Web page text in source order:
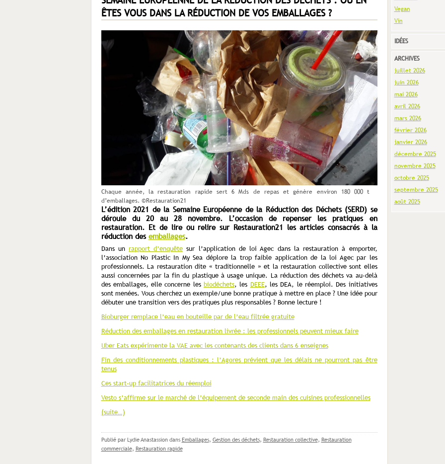
ÊTES VOUS DANS LA RÉDUCTION DE VOS EMBALLAGES ?
Chaque année, la restauration rapide sert 6 Mds de repas et génère environ 180 000 t
d’emballages. ©Restauration21
L’édition 2021 de la Semaine Européenne de la Réduction des Déchets (SERD) se
déroule du 20 au 28 novembre. L’occasion de repenser les pratiques en
restauration. Et de lire ou relire sur Restauration21 les articles consacrés à la
réduction des emballages.
Dans un rapport d’enquête sur l’application de loi Agec dans la restauration à emporter,
l’association No Plastic In My Sea déplore la trop faible application de la loi Agec par les
professionnels. La restauration dite « traditionnelle » et la restauration collective sont elles
aussi concernées par la fin du plastique à usage unique. La réduction des déchets va au-delà
des emballages, elle concerne les biodéchets, les DEEE, les DEA, le réemploi. Des initiatives
sont menées. Vous cherchez un exemple/une bonne pratique à mettre en place ? Une idée pour
débuter une transition vers des pratiques plus responsables ? Bonne lecture !
Bioburger remplace l’eau en bouteille par de l’eau filtrée gratuite
Réduction des emballages en restauration livrée : les professionnels peuvent mieux faire
Uber Eats expérimente la VAE avec les contenants des clients dans 6 enseignes
Fin des conditionnements plastiques : l’Agores prévient que les délais ne pourront pas être
tenus
Ces start-up facilitatrices du réemploi
Vesto s’affirme sur le marché de l’équipement de seconde main des cuisines professionnelles
(suite…)
Publié par Lydie Anastassion dans Emballages, Gestion des déchets, Restauration collective, Restauration
commerciale, Restauration rapide
Vegan
Vin
IDÉES
ARCHIVES
juillet 2026
juin 2026
mai 2026
avril 2026
mars 2026
février 2026
janvier 2026
décembre 2025
novembre 2025
octobre 2025
septembre 2025
août 2025